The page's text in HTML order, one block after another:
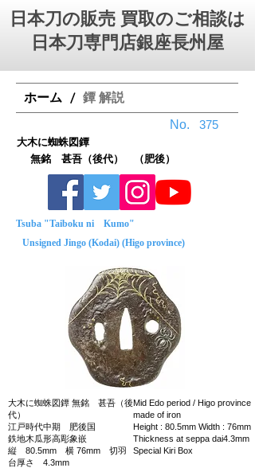
日本刀の販売 買取のご相談は
日本刀専門店銀座⻑州屋
ホーム / 鐔 解説
No.
無銘 甚吾（後代） （肥後）
Tsuba "Taiboku ni Kumo"
Unsigned Jingo (Kodai) (Higo province)
大木に蜘蛛図鐔 無銘 甚吾（後
代）
江戸時代中期 肥後国
鉄地木瓜形高彫象嵌
縦 80.5mm 横 76mm 切羽
台厚さ 4.3mm
Mid Edo period / Higo province
made of iron
Height : 80.5mm Width : 76mm
Thickness at seppa dai4.3mm
Special Kiri Box
大木に蜘蛛図鐔
375